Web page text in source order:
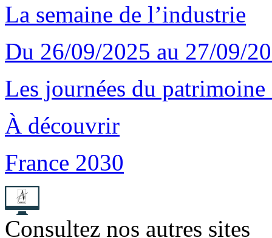
La semaine de l’industrie
Du 26/09/2025 au 27/09/
Les journées du
À découvrir
France 2030
Consultez nos autres sites